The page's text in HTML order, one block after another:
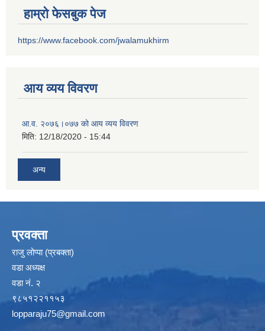
हाम्रो फेसबुक पेज
https://www.facebook.com/jwalamukhirm
आय व्यय विवरण
आ.व. २०७६।०७७ को आय व्यय विवरण
मिति: 12/18/2020 - 15:44
अन्य
प्रवक्ता
राजु लोप्पा (प्रबक्ता)
वडा अध्यक्ष
वडा नं. २
९८५१२२११५३
lopparaju75@gmail.com